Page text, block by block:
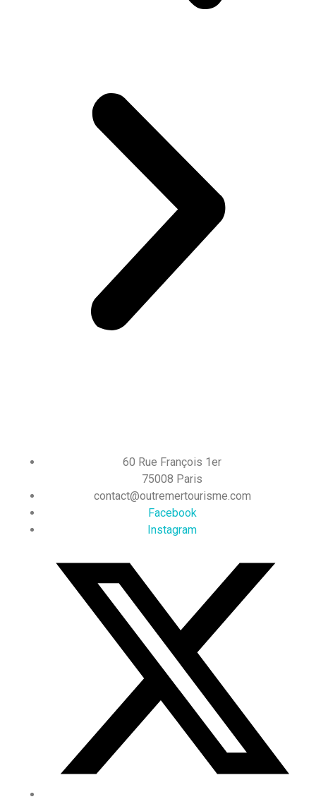
60 Rue François 1er
75008 Paris
contact@outremertourisme.com
Facebook
Instagram